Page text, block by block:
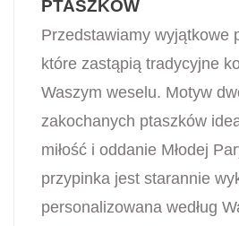
PTASZKÓW
Przedstawiamy wyjątkowe
które zastąpią tradycyjne
Waszym weselu. Motyw
zakochanych ptaszków
miłość i oddanie Młodej
przypinka jest starannie
personalizowana według